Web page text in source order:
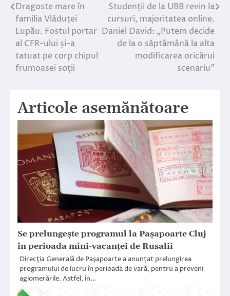
Navigare
în
articole
Dragoste mare în
familia Vlăduței
Lupău. Fostul portar
al CFR-ului și-a
tatuat pe corp chipul
frumoasei soții
Studenții de la UBB revin la
cursuri, majoritatea online.
Daniel David: „Putem decide
de la o săptămână la alta
modificarea oricărui
scenariu”
Articole asemănătoare
Se prelungește programul la Pașapoarte Cluj
în perioada mini-vacanței de Rusalii
Direcţia Generală de Paşapoarte a anunțat prelungirea
programului de lucru în perioada de vară, pentru a preveni
aglomerările. Astfel, în…